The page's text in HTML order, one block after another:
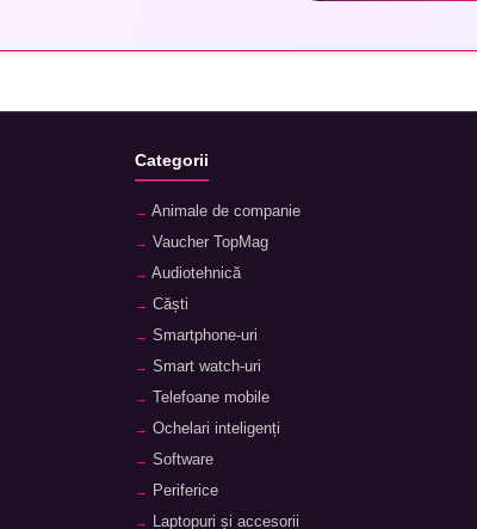
Categorii
Animale de companie
Vaucher TopMag
Audiotehnică
Căști
Smartphone-uri
Smart watch-uri
Telefoane mobile
Ochelari inteligenți
Software
Periferice
Laptopuri și accesorii